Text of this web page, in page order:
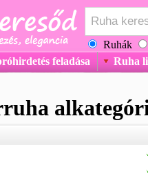
Ruhák
feladása Ruha